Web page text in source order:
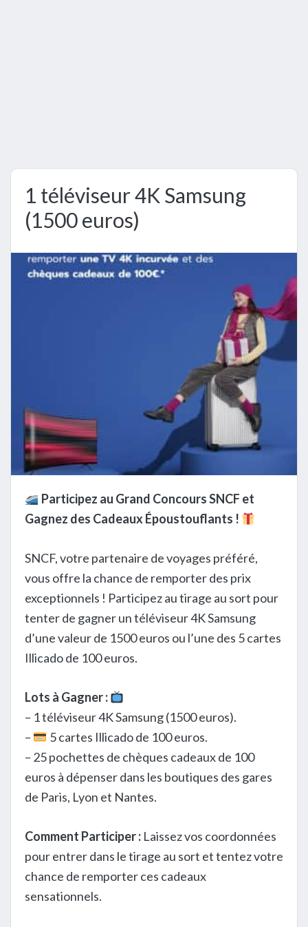
1 téléviseur 4K Samsung
(1500 euros)
Participez au Grand Concours SNCF et
Gagnez des Cadeaux Époustouflants !
SNCF, votre partenaire de voyages préféré,
vous offre la chance de remporter des prix
exceptionnels ! Participez au tirage au sort pour
tenter de gagner un téléviseur 4K Samsung
d’une valeur de 1500 euros ou l’une des 5 cartes
Illicado de 100 euros.
Lots à Gagner :
– 1 téléviseur 4K Samsung (1500 euros).
–
5 cartes Illicado de 100 euros.
– 25 pochettes de chèques cadeaux de 100
euros à dépenser dans les boutiques des gares
de Paris, Lyon et Nantes.
Comment Participer : Laissez vos coordonnées
pour entrer dans le tirage au sort et tentez votre
chance de remporter ces cadeaux
sensationnels.